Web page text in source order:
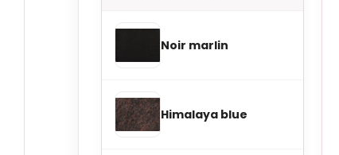
Noir marlin
Himalaya blue